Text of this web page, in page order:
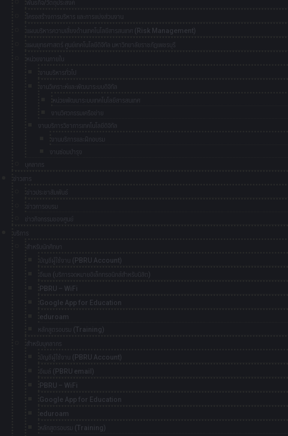
พันธกิจ/วัตถุประสงค์
โครงสร้างการบริหาร และการแบ่งส่วนงาน
แผนบริหารความเสี่ยงด้านเทคโนโลยีสารสนเทศ (Risk Management)
แผนยุทธศาสตร์ ศูนย์เทคโนโลยีดิจิทัล มหาวิทยาลัยราชภัฏเพชรบุรี
หน่วยงานภายใน
งานบริหารทั่วไป
งานวิเคราะห์และพัฒนาระบบดิจิทัล
หน่วยพัฒนาระบบเทคโนโลยีสารสนเทศ
งานวิศวกรรมเครือข่าย
งานบริการวิชาการเทคโนโลยีดิจิทัล
งานบริการและฝึกอบรม
งานซ่อมบำรุง
บุคลากร
ข่าวสาร
ข่าวประชาสัมพันธ์
ข่าวการอบรม
ข่าวกิจกรรมของศูนย์
บริการ
สำหรับนักศึกษา
บัญชีผู้ใช้งาน (PBRU Account)
อีเมล (บริการจดหมายอิเล็กทรอนิกส์สำหรับนิสิต)
PBRU – WiFi
Google App for Education
eduroam
หลักสูตรอบรม (Training)
สำหรับบุคลากร
บัญชีผู้ใช้งาน (PBRU Account)
อีเมล์ (PBRU email)
PBRU – WiFi
Google App for Education
eduroam
หลักสูตรอบรม (Training)